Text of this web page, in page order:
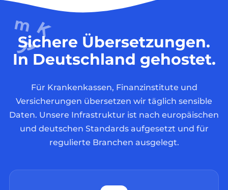
Sichere Übersetzungen.
In Deutschland gehostet.
Für Krankenkassen, Finanzinstitute und
Versicherungen übersetzen wir täglich sensible
Daten. Unsere Infrastruktur ist nach europäischen
und deutschen Standards aufgesetzt und für
regulierte Branchen ausgelegt.